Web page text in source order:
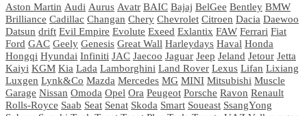
Aston Martin Audi Aurus Avatr BAIC Bajaj BelGee Bentley BMW
Brilliance Cadillac Changan Chery Chevrolet Citroen Dacia Daewoo
Datsun drift Evil Empire Evolute Exeed Exlantix FAW Ferrari Fiat
Ford GAC Geely Genesis Great Wall Harleydays Haval Honda
Hongqi Hyundai Infiniti JAC Jaecoo Jaguar Jeep Jeland Jetour Jetta
Kaiyi KGM Kia Lada Lamborghini Land Rover Lexus Lifan Lixiang
Luxgen Lynk&Co Mazda Mercedes MG MINI Mitsubishi Muscle
Garage Nissan Omoda Opel Ora Peugeot Porsche Ravon Renault
Rolls-Royce Saab Seat Senat Skoda Smart Soueast SsangYong